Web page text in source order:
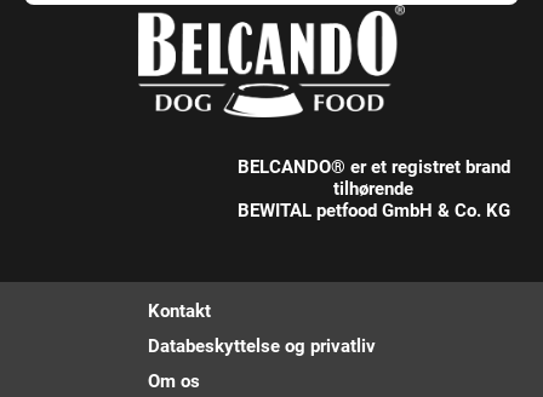
BELCANDO® er et registret brand
tilhørende
BEWITAL petfood GmbH & Co. KG
Kontakt
Databeskyttelse og privatliv
Om os